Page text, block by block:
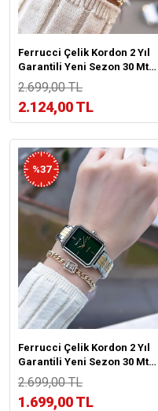
Ferrucci Çelik Kordon 2 Yıl
Garantili Yeni Sezon 30 Mt
Suya Dayanıklı Kadın Kol
Saati BFC.13601.02
2.699,00 TL
2.124,00 TL
%37
Ferrucci Çelik Kordon 2 Yıl
Garantili Yeni Sezon 30 Mt
Suya Dayanıklı Kadın Kol
Saati BFC.13601.03
2.699,00 TL
1.699,00 TL